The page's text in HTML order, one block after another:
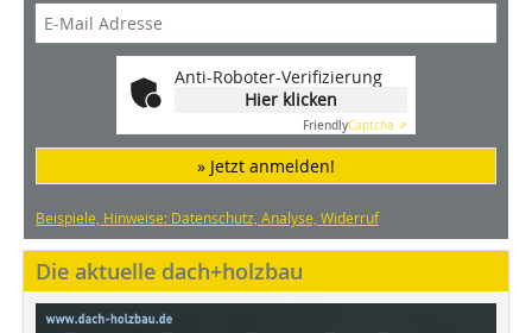
Anti-Roboter-Verifizierung
Hier klicken
FriendlyCaptcha ⇗
» Jetzt anmelden!
Beispiele, Hinweise: Datenschutz, Analyse, Widerruf
Die aktuelle dach+holzbau